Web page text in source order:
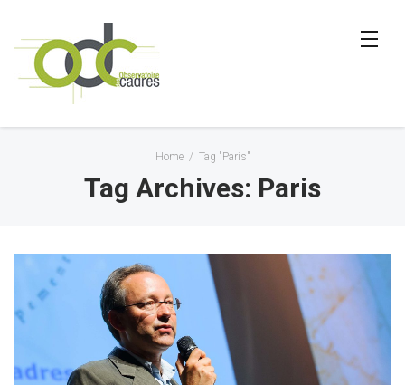
Home / Tag "Paris"
Tag Archives: Paris